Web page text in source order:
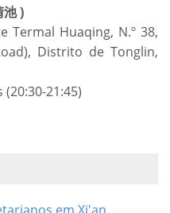
)
Termal Huaqing, N.º 38,
Distrito de Tonglin,
21:45)